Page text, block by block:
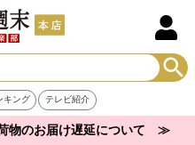
キング テレビ紹介
物のお届け遅延について ≫